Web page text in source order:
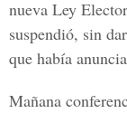
nueva Ley
suspendió, sin
que había
Mañana